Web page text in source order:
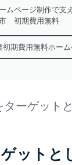
ムページ制作で支
初期費用無料
初期費用無料ホー
ターゲット
ットと